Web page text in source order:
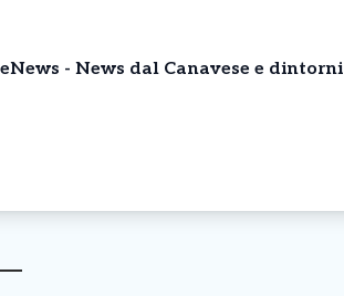
- News dal Canavese e dintorni